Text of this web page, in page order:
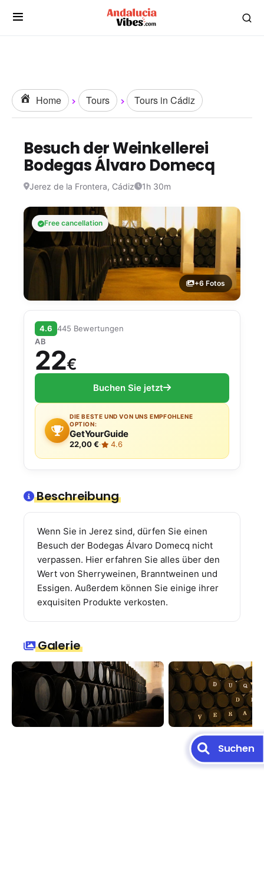
Home Tours Tours in Cádiz
Besuch der Weinkellerei
Bodegas Álvaro Domecq
Jerez de la Frontera, Cádiz 1h 30m
Free cancellation
+6 Fotos
4.6 445 Bewertungen
AB
22€
Buchen Sie jetzt
DIE BESTE UND VON UNS EMPFOHLENE
OPTION:
GetYourGuide
22,00 €· 4.6
Beschreibung
Wenn Sie in Jerez sind, dürfen Sie einen
Besuch der Bodegas Álvaro Domecq nicht
verpassen. Hier erfahren Sie alles über den
Wert von Sherryweinen, Branntweinen und
Essigen. Außerdem können Sie einige ihrer
exquisiten Produkte verkosten.
Galerie
Suchen